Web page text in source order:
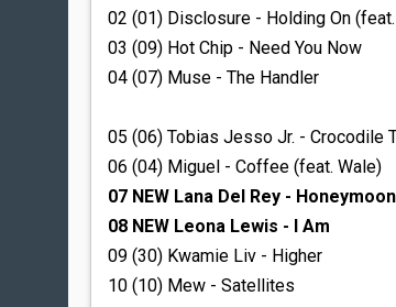
02 (01) Disclosure - Holding On
03 (09) Hot Chip - Need You Now
04 (07) Muse - The Handler
05 (06) Tobias Jesso Jr. - Crocodile
06 (04) Miguel - Coffee (feat. Wale)
07 NEW Lana Del Rey - Honeymoon
08 NEW Leona Lewis - I Am
09 (30) Kwamie Liv - Higher
10 (10) Mew - Satellites